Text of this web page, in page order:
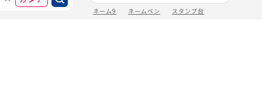
ネーム9 ネームペン スタンプ台